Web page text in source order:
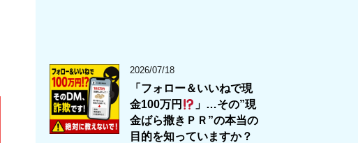
2026/07/18
「フォロー＆いいねで現
金100万円
」…その”現
金ばら撒きＰＲ”の本当の
目的を知っていますか？